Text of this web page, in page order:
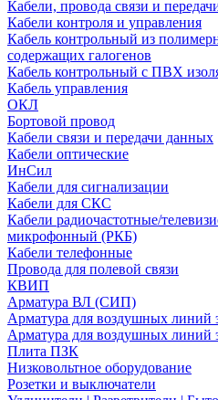
Кабели, провода связи и
Кабели контроля и управления
Кабель контрольный из
содержащих галогенов
Кабель контрольный с ПВХ
Кабель управления
ОКЛ
Бортовой провод
Кабели связи и передачи данных
Кабели оптические
ИнСил
Кабели для сигнализации
Кабели для СКС
Кабели радиочастотные/
микрофонный (РКБ)
Кабели телефонные
Провода для полевой связи
КВИП
Арматура ВЛ (СИП)
Арматура для воздушных линий
Арматура для воздушных линий
Плита ПЗК
Низковольтное оборудование
Розетки и выключатели